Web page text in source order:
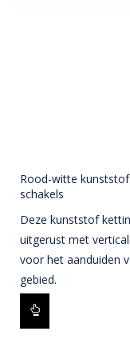
Rood-witte
schakels
Deze kunststof
uitgerust met
voor het aanduiden
gebied.